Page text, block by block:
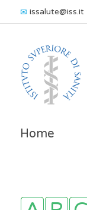
issalute@iss.it
Home